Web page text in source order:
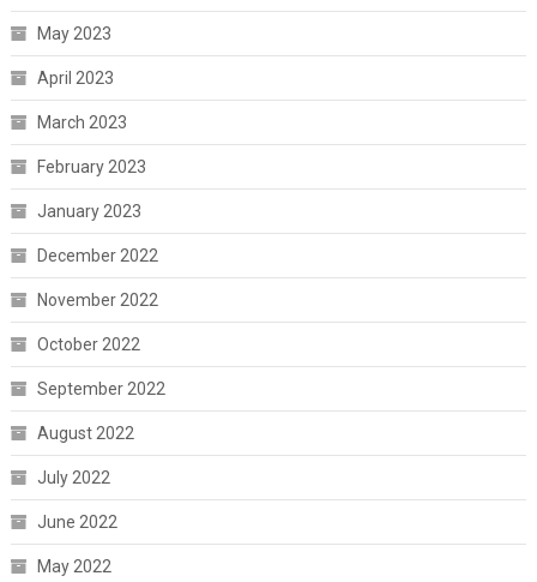
May 2023
April 2023
March 2023
February 2023
January 2023
December 2022
November 2022
October 2022
September 2022
August 2022
July 2022
June 2022
May 2022